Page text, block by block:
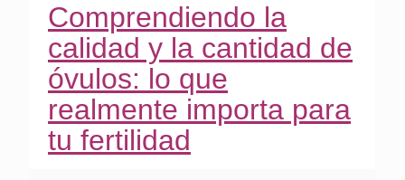
Comprendiendo la
calidad y la cantidad de
óvulos: lo que
realmente importa para
tu fertilidad